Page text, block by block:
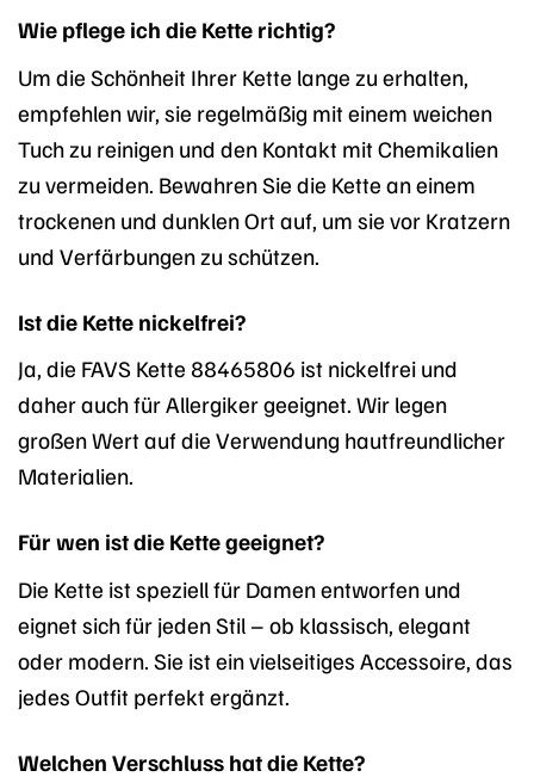
Wie pflege ich die Kette richtig?
Um die Schönheit Ihrer Kette lange zu erhalten,
empfehlen wir, sie regelmäßig mit einem weichen
Tuch zu reinigen und den Kontakt mit Chemikalien
zu vermeiden. Bewahren Sie die Kette an einem
trockenen und dunklen Ort auf, um sie vor Kratzern
und Verfärbungen zu schützen.
Ist die Kette nickelfrei?
Ja, die FAVS Kette 88465806 ist nickelfrei und
daher auch für Allergiker geeignet. Wir legen
großen Wert auf die Verwendung hautfreundlicher
Materialien.
Für wen ist die Kette geeignet?
Die Kette ist speziell für Damen entworfen und
eignet sich für jeden Stil – ob klassisch, elegant
oder modern. Sie ist ein vielseitiges Accessoire, das
jedes Outfit perfekt ergänzt.
Welchen Verschluss hat die Kette?